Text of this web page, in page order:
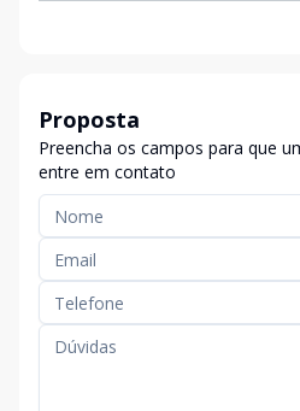
Proposta
Preencha os campos para que
entre em contato